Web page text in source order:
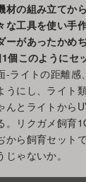
材の組み立てか
な工具を使い手
ーがあったかめ
個このようにセ
-ライトの距離感
うにし、ライト
んとライトから
。リクガメ飼育
から飼育セット
じゃないか。